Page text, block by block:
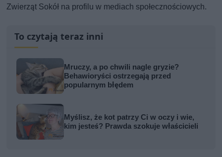
Zwierząt Sokół na profilu w mediach społecznościowych.
To czytają teraz inni
Mruczy, a po chwili nagle gryzie?
Behawioryści ostrzegają przed
popularnym błędem
Myślisz, że kot patrzy Ci w oczy i wie,
kim jesteś? Prawda szokuje właścicieli